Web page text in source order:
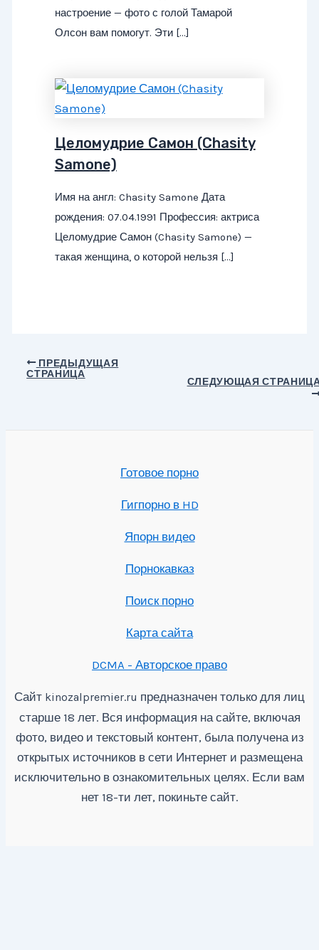
настроение — фото с голой Тамарой
Олсон вам помогут. Эти […]
Целомудрие Самон (Chasity
Samone)
Имя на англ: Chasity Samone Дата
рождения: 07.04.1991 Профессия: актриса
Целомудрие Самон (Chasity Samone) —
такая женщина, о которой нельзя […]
Навигация
ПРЕДЫДУЩАЯ
СТРАНИЦА
СЛЕДУЮЩАЯ
Готовое порно
Гигпорно в HD
Япорн видео
Порнокавказ
Поиск порно
Карта сайта
DCMA - Авторское право
Сайт kinozalpremier.ru предназначен только для лиц
старше 18 лет. Вся информация на сайте, включая
фото, видео и текстовый контент, была получена из
открытых источников в сети Интернет и размещена
исключительно в ознакомительных целях. Если вам
нет 18-ти лет, покиньте сайт.